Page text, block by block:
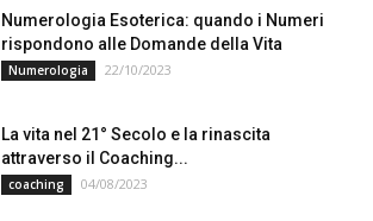
Numerologia Esoterica: quando i Numeri
rispondono alle Domande della Vita
Numerologia 22/10/2023
La vita nel 21° Secolo e la rinascita
attraverso il Coaching...
coaching 04/08/2023